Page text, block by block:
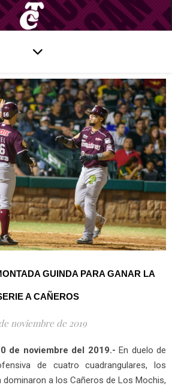
GUINDA PARA GANAR LA
A CAÑEROS
de noviembre de 2019
de noviembre del 2019.- En duelo de
de cuatro cuadrangulares, los
a los Cañeros de Los Mochis,